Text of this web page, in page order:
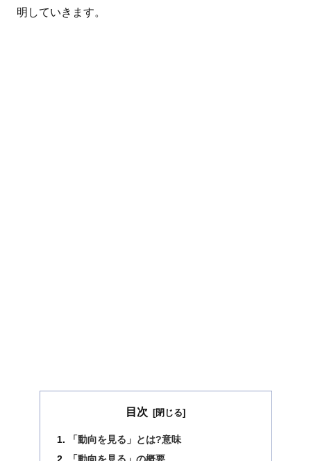
明していきます。
目次
「動向を見る」とは?意味